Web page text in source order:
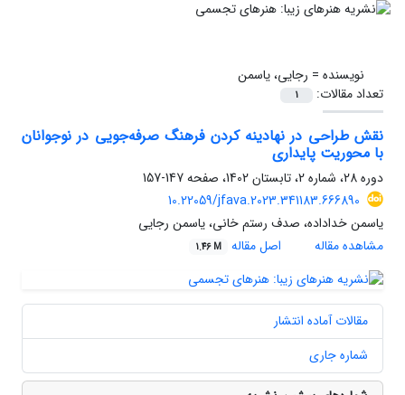
نویسنده = رجایی، یاسمن
تعداد مقالات:
1
نقش طراحی در نهادینه کردن فرهنگ صرفه‌جویی در نوجوانان
با محوریت پایداری
دوره 28، شماره 2، تابستان 1402، صفحه
147-157
10.22059/jfava.2023.341183.666890
یاسمن خداداده، صدف رستم خانی، یاسمن رجایی
مشاهده مقاله
اصل مقاله 1.46 M
مقالات آماده انتشار
شماره جاری